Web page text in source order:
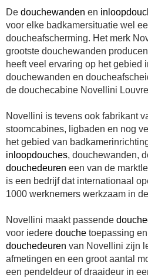
De douchewanden en
voor elke badkamersituatie wel
doucheafscherming. Het merk
grootste douchewanden
heeft veel ervaring op het gebied
douchewanden en
de douchecabine Novellini
Novellini is tevens ook fabrikant
stoomcabines, ligbaden en nog
het gebied van
inloopdouches, douchewanden,
douchedeuren een van de
is een bedrijf dat internationaal
1000 werknemers werkzaam in
Novellini maakt passende
voor iedere douche toepassing
douchedeuren van Novellini zijn
afmetingen en een groot aantal
een pendeldeur of draaideur in